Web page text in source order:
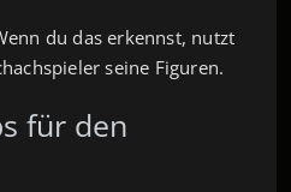
du das erkennst, nutzt
seine Figuren.
für den